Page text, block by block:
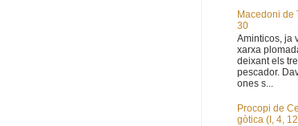
Macedoni de
30
Aminticos, ja
xarxa
deixant els
pescador.
ones s...
Procopi de
gòtica (I, 4,